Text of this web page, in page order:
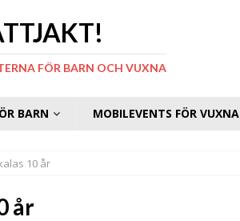
FÖR BARN OCH VUXNA
BARN MOBILEVENTS FÖR VUXNA
10 år
år